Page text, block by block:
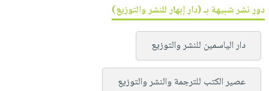
دور نشر شبيهة بـ (دار إبهار للنشر والتوزيع)
دار الياسمين للنشر والتوزيع
عصير الكتب للترجمة والنشر والتوزيع